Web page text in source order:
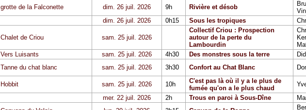
grotte de la Falconette dim. 26 juil. 2026 9h Rivière et désob
dim. 26 juil. 2026
0h15 Sous les tropiques
Chalet de Criou sam. 25 juil. 2026
Collectif Criou : Prospection
autour de la perte du
Lambourdin
Vers Luisants sam. 25 juil. 2026 4h30 Des monstres sous la terre
Tanne du chat blanc sam. 25 juil. 2026 3h30 Confort au Chat Blanc
Hobbit sam. 25 juil. 2026 10h
C'est pas là où il y a le plus de
fumée qu'on a le plus chaud
mer. 22 juil. 2026
2h Trous en paroi à Sous-Dîne